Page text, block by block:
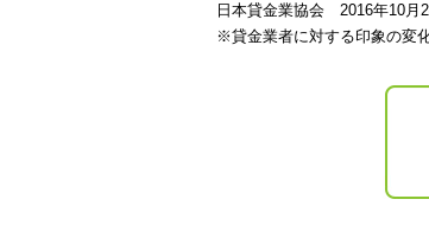
日本貸金業協会 2016年10月
※貸金業者に対する印象の変